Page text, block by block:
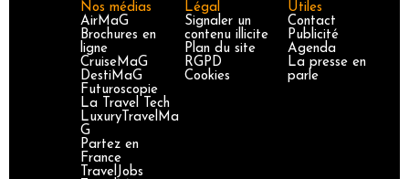
Nos médias
AirMaG
Brochures en
ligne
CruiseMaG
DestiMaG
Futuroscopie
La Travel Tech
LuxuryTravelMa
G
Partez en
France
TravelJobs
Légal
Signaler un
contenu illicite
Plan du site
RGPD
Cookies
Utiles
Contact
Publicité
Agenda
La presse en
parle